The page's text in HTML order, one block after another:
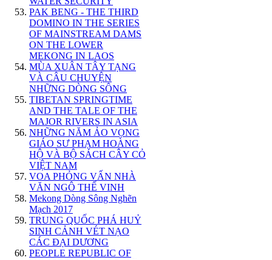
PAK BENG - THE THIRD
DOMINO IN THE SERIES
OF MAINSTREAM DAMS
ON THE LOWER
MEKONG IN LAOS
MÙA XUÂN TÂY TẠNG
VÀ CÂU CHUYỆN
NHỮNG DÒNG SÔNG
TIBETAN SPRINGTIME
AND THE TALE OF THE
MAJOR RIVERS IN ASIA
NHỮNG NĂM ẢO VỌNG
GIÁO SƯ PHẠM HOÀNG
HỘ VÀ BỘ SÁCH CÂY CỎ
VIỆT NAM
VOA PHỎNG VẤN NHÀ
VĂN NGÔ THẾ VINH
Mekong Dòng Sông Nghẽn
Mạch 2017
TRUNG QUỐC PHÁ HUỶ
SINH CẢNH VÉT NẠO
CÁC ĐẠI DƯƠNG
PEOPLE REPUBLIC OF